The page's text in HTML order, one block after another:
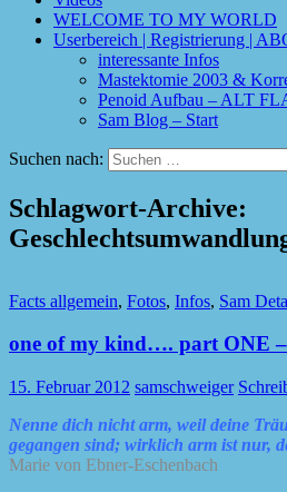
WELCOME TO MY WORLD
Userbereich | Registrierung |
interessante Infos
Mastektomie 2003 &
Penoid Aufbau – ALT
Sam Blog – Start
Suchen nach:
Schlagwort-Archive:
Facts allgemein, Fotos, Infos, Sam
one of my kind…. part ONE
15. Februar 2012 samschweiger
Nenne dich nicht arm, weil deine
gegangen sind; wirklich arm ist nur,
Marie von Ebner-Eschenbach